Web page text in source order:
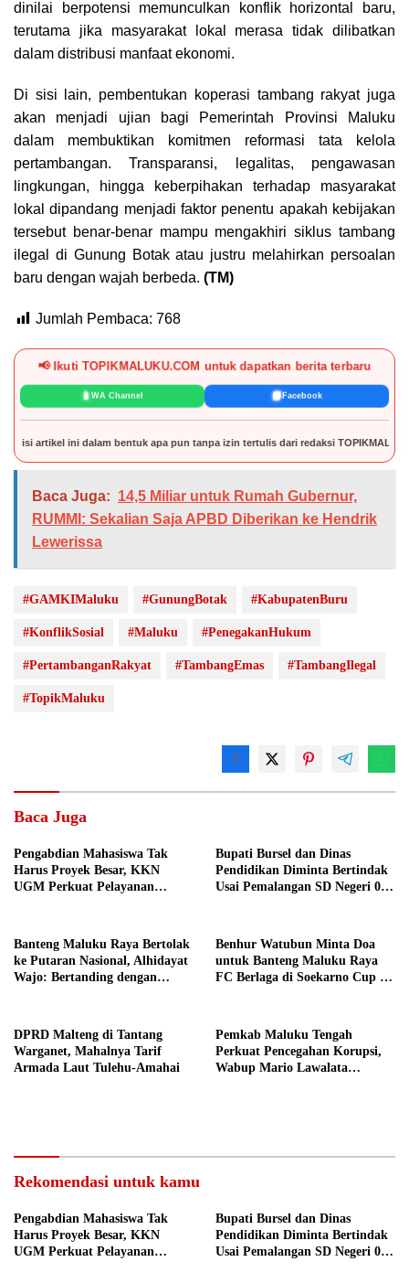
dinilai berpotensi memunculkan konflik horizontal baru,
terutama jika masyarakat lokal merasa tidak dilibatkan
dalam distribusi manfaat ekonomi.
Di sisi lain, pembentukan koperasi tambang rakyat juga
akan menjadi ujian bagi Pemerintah Provinsi Maluku
dalam membuktikan komitmen reformasi tata kelola
pertambangan. Transparansi, legalitas, pengawasan
lingkungan, hingga keberpihakan terhadap masyarakat
lokal dipandang menjadi faktor penentu apakah kebijakan
tersebut benar-benar mampu mengakhiri siklus tambang
ilegal di Gunung Botak atau justru melahirkan persoalan
baru dengan wajah berbeda. (TM)
Jumlah Pembaca: 768
📢 Ikuti TOPIKMALUKU.COM untuk dapatkan berita terbaru
📱 WA Channel 📘Facebook
ini dalam bentuk apa pun tanpa izin tertulis dari redaksi TOPIKMALUKU.COM.
Baca Juga: 14,5 Miliar untuk Rumah Gubernur,
RUMMI: Sekalian Saja APBD Diberikan ke Hendrik
Lewerissa
#GAMKIMaluku #GunungBotak #KabupatenBuru
#KonflikSosial #Maluku #PenegakanHukum
#PertambanganRakyat #TambangEmas #TambangIlegal
#TopikMaluku
Baca Juga
Pengabdian Mahasiswa Tak
Harus Proyek Besar, KKN
UGM Perkuat Pelayanan
Bupati Bursel dan Dinas
Pendidikan Diminta Bertindak
Usai Pemalangan SD Negeri 09
Banteng Maluku Raya Bertolak
ke Putaran Nasional, Alhidayat
Wajo: Bertanding dengan
Benhur Watubun Minta Doa
untuk Banteng Maluku Raya
FC Berlaga di Soekarno Cup U-
DPRD Malteng di Tantang
Warganet, Mahalnya Tarif
Armada Laut Tulehu-Amahai
Pemkab Maluku Tengah
Perkuat Pencegahan Korupsi,
Wabup Mario Lawalata
Rekomendasi untuk kamu
Pengabdian Mahasiswa Tak
Harus Proyek Besar, KKN
UGM Perkuat Pelayanan
Bupati Bursel dan Dinas
Pendidikan Diminta Bertindak
Usai Pemalangan SD Negeri 09